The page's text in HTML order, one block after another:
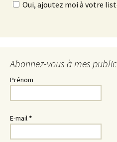
Oui, ajoutez moi à votre
Abonnez-vous à mes
Prénom
E-mail*